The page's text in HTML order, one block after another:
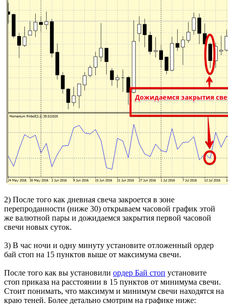
2) После того как дневная свеча закроется в зоне
перепроданности (ниже 30) открываем часовой график этой
же валютной пары и дожидаемся закрытия первой часовой
свечи новых суток.
3) В час ночи и одну минуту установите отложенный ордер
бай стоп на 15 пунктов выше от максимума свечи.
После того как вы установили ордер Бай стоп установите
стоп приказа на расстоянии в 15 пунктов от минимума свечи.
Стоит понимать, что максимум и минимум свечи находятся на
краю теней. Более детально смотрим на графике ниже: